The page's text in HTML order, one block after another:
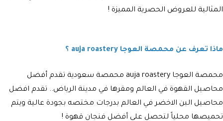
المثالية للعروض الحصرية المميزة !
ماذا تعرف عن محمصة العوجا auja roastery ؟
محمصة العوجا auja roastery محمصة سعودية تقدم أفضل
محاصيل القهوة في العالم ومقرها في مدينة الرياض.. تقدم افضل
محاصيل البن الاخضر في العالم بدرجات مختصه بجودة عالية ويتم
تحميصها محلياً لتحصل على أفضل فنجان قهوة !